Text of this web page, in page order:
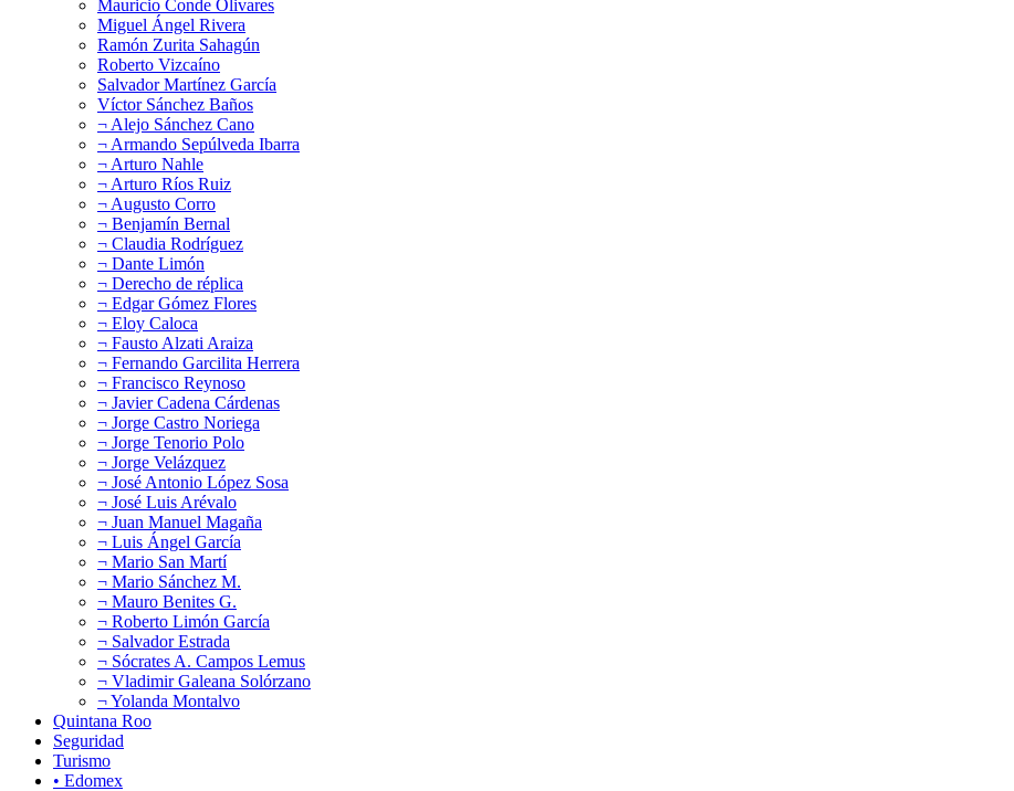
Mauricio Conde Olivares
Miguel Ángel Rivera
Ramón Zurita Sahagún
Roberto Vizcaíno
Salvador Martínez García
Víctor Sánchez Baños
¬ Alejo Sánchez Cano
¬ Armando Sepúlveda Ibarra
¬ Arturo Nahle
¬ Arturo Ríos Ruiz
¬ Augusto Corro
¬ Benjamín Bernal
¬ Claudia Rodríguez
¬ Dante Limón
¬ Derecho de réplica
¬ Edgar Gómez Flores
¬ Eloy Caloca
¬ Fausto Alzati Araiza
¬ Fernando Garcilita Herrera
¬ Francisco Reynoso
¬ Javier Cadena Cárdenas
¬ Jorge Castro Noriega
¬ Jorge Tenorio Polo
¬ Jorge Velázquez
¬ José Antonio López Sosa
¬ José Luis Arévalo
¬ Juan Manuel Magaña
¬ Luis Ángel García
¬ Mario San Martí
¬ Mario Sánchez M.
¬ Mauro Benites G.
¬ Roberto Limón García
¬ Salvador Estrada
¬ Sócrates A. Campos Lemus
¬ Vladimir Galeana Solórzano
¬ Yolanda Montalvo
Quintana Roo
Seguridad
Turismo
• Edomex